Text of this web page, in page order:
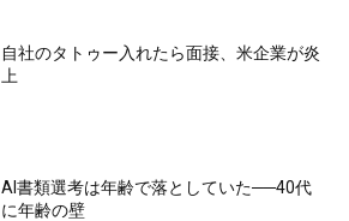
自社のタトゥー入れたら面接、米企業が炎
上
AI書類選考は年齢で落としていた──40代
に年齢の壁